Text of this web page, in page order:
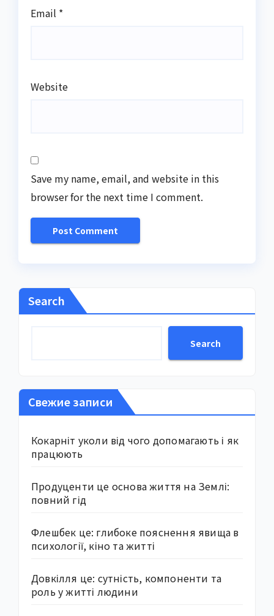
Email *
Website
Save my name, email, and website in this
browser for the next time I comment.
Search
Search
Свежие записи
Кокарніт уколи від чого допомагають і як
працюють
Продуценти це основа життя на Землі:
повний гід
Флешбек це: глибоке пояснення явища в
психології, кіно та житті
Довкілля це: сутність, компоненти та
роль у житті людини